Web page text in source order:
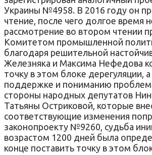
Украины №4958. В 2016 году он
чтение, после чего долгое время
рассмотрение во втором чтении
Комитетом промышленной
благодаря решительной
Железняка и Максима Нефедова
точку в этом блоке дерегуляции,
поддержке и пониманию
стороны народных депутатов
Татьяны Остриковой, которые
соответствующие изменения
законопроекту №9260, судьба
возрастом 1200 дней была
конце поставить точку в этом